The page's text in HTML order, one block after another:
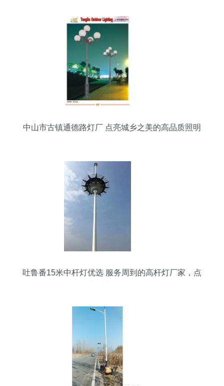
中山市古镇通德路灯厂 点亮城乡之美的高品质照明
吐鲁番15米中杆灯优选 服务周到的高杆灯厂家，点